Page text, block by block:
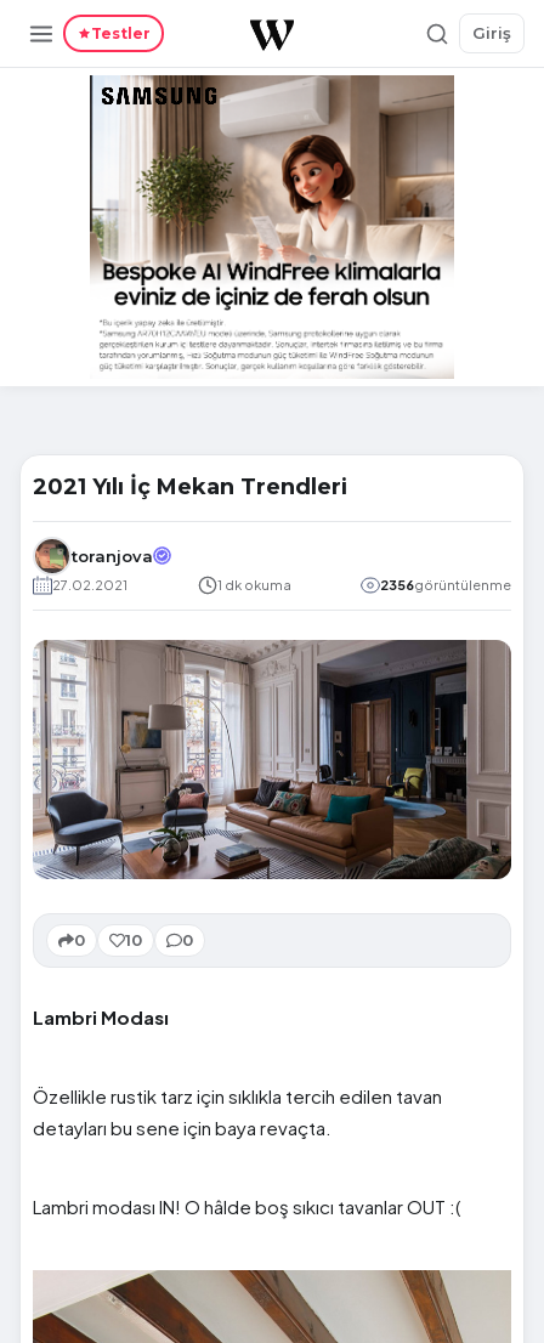
Testler Giriş
2021 Yılı İç Mekan Trendleri
toranjova
27.02.2021 1 dk okuma 2356görüntülenme
0 10 0
Lambri Modası
Özellikle rustik tarz için sıklıkla tercih edilen tavan
detayları bu sene için baya revaçta.
Lambri modası IN! O hâlde boş sıkıcı tavanlar OUT :(